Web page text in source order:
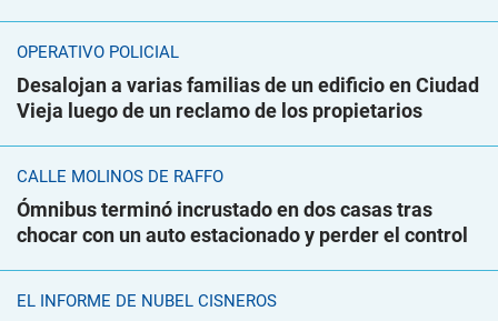
OPERATIVO POLICIAL
Desalojan a varias familias de un edificio en Ciudad
Vieja luego de un reclamo de los propietarios
CALLE MOLINOS DE RAFFO
Ómnibus terminó incrustado en dos casas tras
chocar con un auto estacionado y perder el control
EL INFORME DE NUBEL CISNEROS